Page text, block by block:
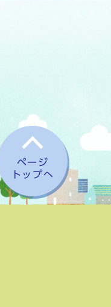
ページ
トップへ